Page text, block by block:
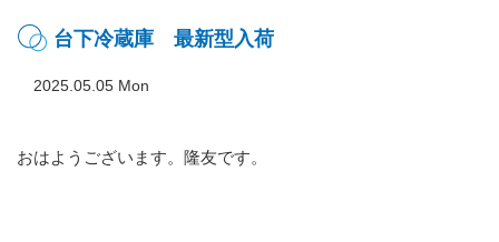
台下冷蔵庫 最新型入荷
2025.05.05 Mon
おはようございます。隆友です。